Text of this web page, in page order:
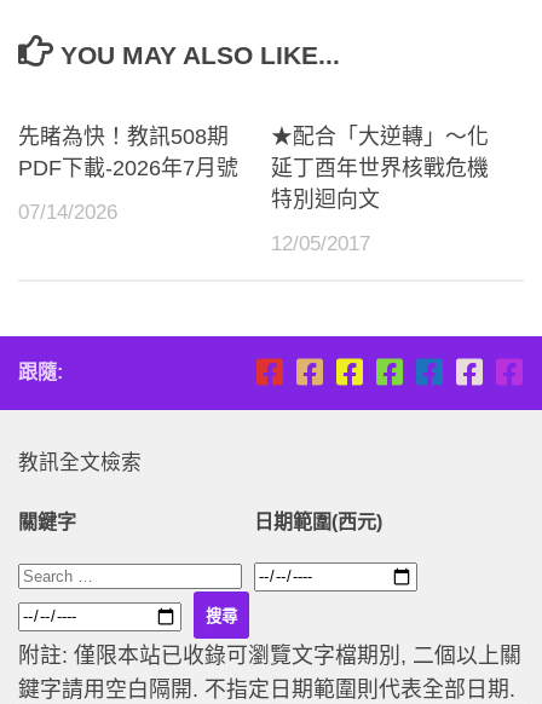
YOU MAY ALSO LIKE...
先睹為快！教訊508期
PDF下載-2026年7月號
07/14/2026
★配合「大逆轉」～化
延丁酉年世界核戰危機
特別迴向文
12/05/2017
跟隨:
教訊全文檢索
關鍵字 日期範圍(西元)
附註: 僅限本站已收錄可瀏覽文字檔期別, 二個以上關
鍵字請用空白隔開. 不指定日期範圍則代表全部日期.